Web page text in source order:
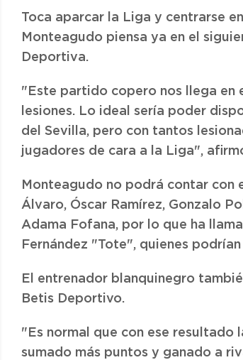
Toca aparcar la Liga y centrarse
Monteagudo piensa ya en el
Deportiva.
"Este partido copero nos llega en
lesiones. Lo ideal sería poder
del Sevilla, pero con tantos
jugadores de cara a la Liga",
Monteagudo no podrá contar con
Álvaro, Óscar Ramírez, Gonzalo
Adama Fofana, por lo que ha
Fernández "Tote", quienes
El entrenador blanquinegro
Betis Deportivo.
"Es normal que con ese resultado
sumado más puntos y ganado a